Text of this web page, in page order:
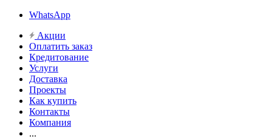
WhatsApp
Акции
Оплатить заказ
Кредитование
Услуги
Доставка
Проекты
Как купить
Контакты
Компания
...